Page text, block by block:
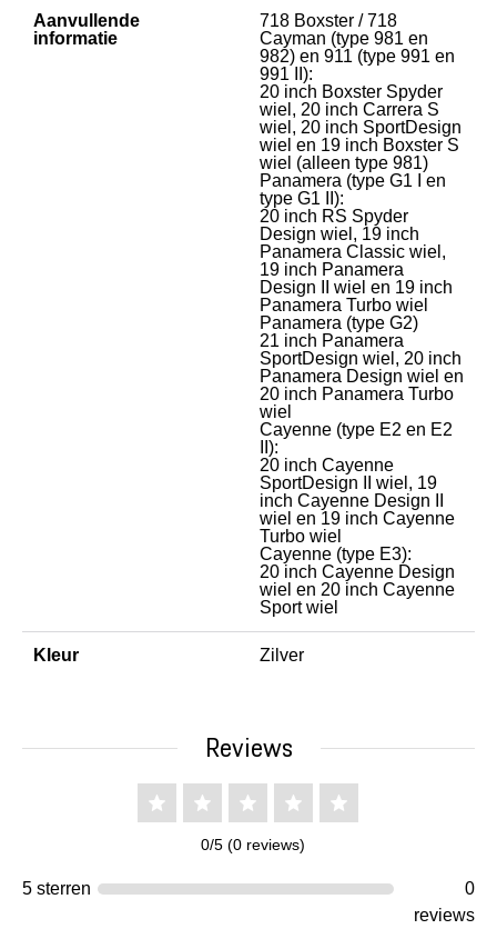
Aanvullende
informatie
718 Boxster / 718
Cayman (type 981 en
982) en 911 (type 991 en
991 II):
20 inch Boxster Spyder
wiel, 20 inch Carrera S
wiel, 20 inch SportDesign
wiel en 19 inch Boxster S
wiel (alleen type 981)
Panamera (type G1 I en
type G1 II):
20 inch RS Spyder
Design wiel, 19 inch
Panamera Classic wiel,
19 inch Panamera
Design II wiel en 19 inch
Panamera Turbo wiel
Panamera (type G2)
21 inch Panamera
SportDesign wiel, 20 inch
Panamera Design wiel en
20 inch Panamera Turbo
wiel
Cayenne (type E2 en E2
II):
20 inch Cayenne
SportDesign II wiel, 19
inch Cayenne Design II
wiel en 19 inch Cayenne
Turbo wiel
Cayenne (type E3):
20 inch Cayenne Design
wiel en 20 inch Cayenne
Sport wiel
Kleur Zilver
Reviews
0/5 (0 reviews)
5 sterren
0
reviews